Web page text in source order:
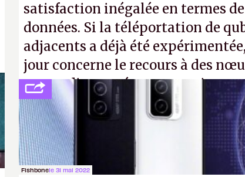
satisfaction inégalée en termes
données. Si la téléportation de
adjacents a déjà été
jour concerne le recours à des
ne pas dire un réseau quantique
interactif (avec l’option Péritel).
(http://cpc.cx/AH432N4- Crédit
Nature)
Fishbonele 31 mai 2022